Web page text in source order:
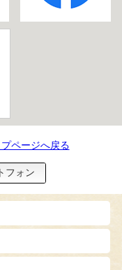
プページへ戻る
フォン